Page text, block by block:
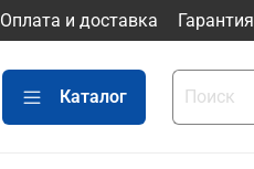
Оплата и доставка Гарантия
Каталог